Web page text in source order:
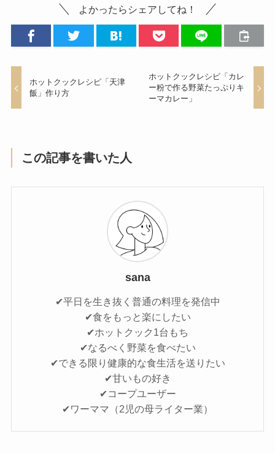
よかったらシェアしてね！
ホットクックレシピ「天津
飯」作り方
ホットクックレシピ「カレ
ー粉で作る野菜たっぷりキ
ーマカレー」
この記事を書いた人
sana
✔平日を生き抜く普通の料理を発信中
✔食をもっと楽にしたい
✔ホットクック1台もち
✔なるべく野菜を食べたい
✔できる限り健康的な食生活を送りたい
✔甘いもの好き
✔コープユーザー
✔ワーママ（2児の母ライター業）